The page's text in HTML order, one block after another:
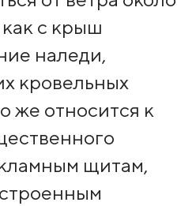
с крыш
наледи,
кровельных
же относится к
щитам,